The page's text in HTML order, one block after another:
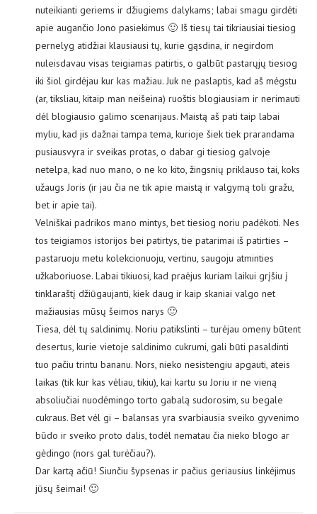
nuteikianti geriems ir džiugiems dalykams; labai smagu girdėti
apie augančio Jono pasiekimus 🙂 Iš tiesų tai tikriausiai tiesiog
pernelyg atidžiai klausiausi tų, kurie gąsdina, ir negirdom
nuleisdavau visas teigiamas patirtis, o galbūt pastarųjų tiesiog
iki šiol girdėjau kur kas mažiau. Juk ne paslaptis, kad aš mėgstu
(ar, tiksliau, kitaip man neišeina) ruoštis blogiausiam ir nerimauti
dėl blogiausio galimo scenarijaus. Maistą aš pati taip labai
myliu, kad jis dažnai tampa tema, kurioje šiek tiek prarandama
pusiausvyra ir sveikas protas, o dabar gi tiesiog galvoje
netelpa, kad nuo mano, o ne ko kito, žingsnių priklauso tai, koks
užaugs Joris (ir jau čia ne tik apie maistą ir valgymą toli gražu,
bet ir apie tai).
Velniškai padrikos mano mintys, bet tiesiog noriu padėkoti. Nes
tos teigiamos istorijos bei patirtys, tie patarimai iš patirties –
pastaruoju metu kolekcionuoju, vertinu, saugoju atminties
užkaboriuose. Labai tikiuosi, kad praėjus kuriam laikui grįšiu į
tinklaraštį džiūgaujanti, kiek daug ir kaip skaniai valgo net
mažiausias mūsų šeimos narys 🙂
Tiesa, dėl tų saldinimų. Noriu patikslinti – turėjau omeny būtent
desertus, kurie vietoje saldinimo cukrumi, gali būti pasaldinti
tuo pačiu trintu bananu. Nors, nieko nesistengiu apgauti, ateis
laikas (tik kur kas vėliau, tikiu), kai kartu su Joriu ir ne vieną
absoliučiai nuodėmingo torto gabalą sudorosim, su begale
cukraus. Bet vėl gi – balansas yra svarbiausia sveiko gyvenimo
būdo ir sveiko proto dalis, todėl nematau čia nieko blogo ar
gėdingo (nors gal turėčiau?).
Dar kartą ačiū! Siunčiu šypsenas ir pačius geriausius linkėjimus
jūsų šeimai! 🙂